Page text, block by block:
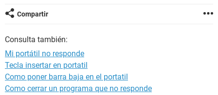
Compartir
Consulta también:
Mi portátil no responde
Tecla insertar en portatil
Como poner barra baja en el portatil
Como cerrar un programa que no responde